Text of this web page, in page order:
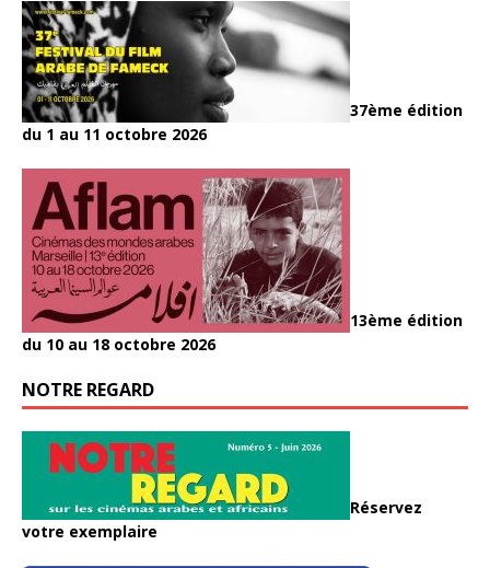
37ème édition
du 1 au 11 octobre 2026
13ème édition
du 10 au 18 octobre 2026
NOTRE REGARD
Réservez
votre exemplaire